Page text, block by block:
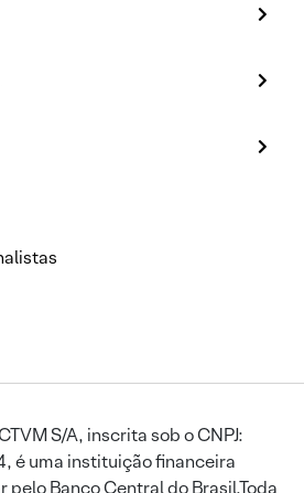
S/A, inscrita sob o CNPJ:
uma instituição financeira
Banco Central do Brasil.Toda